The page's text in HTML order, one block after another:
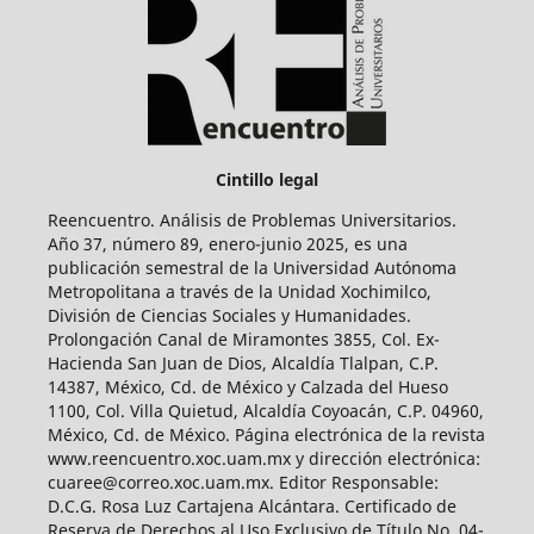
Cintillo legal
Reencuentro. Análisis de Problemas Universitarios.
Año 37, número 89, enero-junio 2025, es una
publicación semestral de la Universidad Autónoma
Metropolitana a través de la Unidad Xochimilco,
División de Ciencias Sociales y Humanidades.
Prolongación Canal de Miramontes 3855, Col. Ex-
Hacienda San Juan de Dios, Alcaldía Tlalpan, C.P.
14387, México, Cd. de México y Calzada del Hueso
1100, Col. Villa Quietud, Alcaldía Coyoacán, C.P. 04960,
México, Cd. de México. Página electrónica de la revista
www.reencuentro.xoc.uam.mx y dirección electrónica:
cuaree@correo.xoc.uam.mx. Editor Responsable:
D.C.G. Rosa Luz Cartajena Alcántara. Certificado de